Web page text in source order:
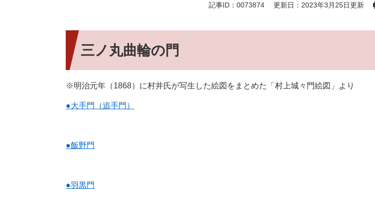
記事ID：0073874 更新日：2023年3月25日更新
三ノ丸曲輪の門
※明治元年（1868）に村井氏が写生した絵図をまとめた「村上城々門絵図」より
●大手門（追手門）
●飯野門
●羽黒門